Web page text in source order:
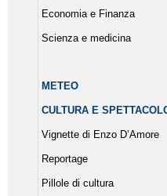
Economia e Finanza
Scienza e medicina
METEO
CULTURA E
Vignette di Enzo D’Amore
Reportage
Pillole di cultura